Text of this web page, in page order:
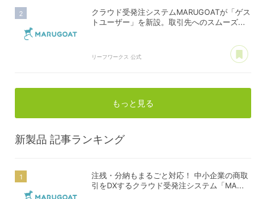
クラウド受発注システムMARUGOATが「ゲス
トユーザー」を新設。取引先へのスムーズ...
リーフワークス 公式
もっと見る
新製品 記事ランキング
注残・分納もまるごと対応！ 中小企業の商取
引をDXするクラウド受発注システム「MA...